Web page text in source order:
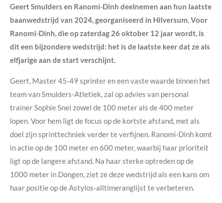
Geert Smulders en Ranomi-Dinh deelnemen aan hun laatste
baanwedstrijd van 2024, georganiseerd in Hilversum. Voor
Ranomi-Dinh, die op zaterdag 26 oktober 12 jaar wordt, is
dit een bijzondere wedstrijd: het is de laatste keer dat ze als
elfjarige aan de start verschijnt.
Geert, Master 45-49 sprinter en een vaste waarde binnen het
team van Smulders-Atletiek, zal op advies van personal
trainer Sophie Snel zowel de 100 meter als de 400 meter
lopen. Voor hem ligt de focus op de kortste afstand, met als
doel zijn sprinttechniek verder te verfijnen. Ranomi-Dinh komt
in actie op de 100 meter en 600 meter, waarbij haar prioriteit
ligt op de langere afstand. Na haar sterke optreden op de
1000 meter in Dongen, ziet ze deze wedstrijd als een kans om
haar positie op de Astylos-alltimeranglijst te verbeteren.